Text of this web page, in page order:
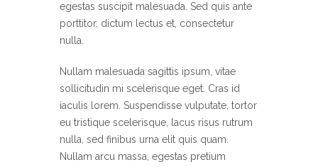
egestas suscipit malesuada. Sed quis ante
porttitor, dictum lectus et, consectetur
nulla.
Nullam malesuada sagittis ipsum, vitae
sollicitudin mi scelerisque eget. Cras id
iaculis lorem. Suspendisse vulputate, tortor
eu tristique scelerisque, lacus risus rutrum
nulla, sed finibus urna elit quis quam.
Nullam arcu massa, egestas pretium